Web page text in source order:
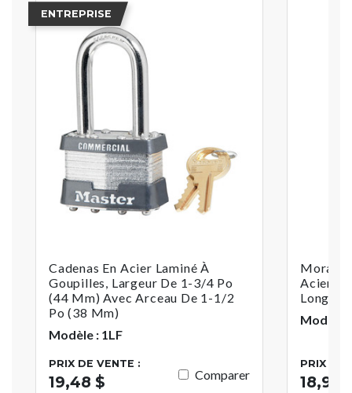
ENTREPRISE
Cadenas En Acier Laminé À
Goupilles, Largeur De 1-3/4 Po
(44 Mm) Avec Arceau De 1-1/2
Po (38 Mm)
Modèle : 1LF
PRIX DE VENTE :
19,48 $ Comparer
Acier
Modèle
PRIX DE
18,93